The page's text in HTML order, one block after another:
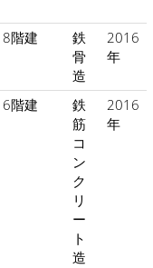
8階建
鉄
骨
造
2016
年
6階建
鉄
筋
コ
ン
ク
リ
ー
ト
造
2016
年